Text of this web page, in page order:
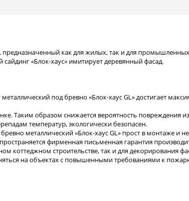
как для жилых, так и для
«Блок-хаус» имитирует деревянный фасад.
под бревно «Блок-хаус GL» достигает
Таким образом снижается вероятность повреждения
температур, экологически безопасен.
металлический «Блок-хаус GL» прост в монтаже и
фирменная письменная гарантия
коттеджном строительстве, так и для
на объектах с повышенными требованиями к